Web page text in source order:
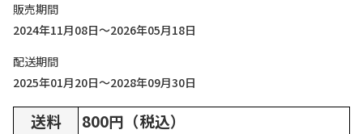
販売期間
2024年11月08日～2026年05月18日
配送期間
2025年01月20日～2028年09月30日
送料
800円（税込）